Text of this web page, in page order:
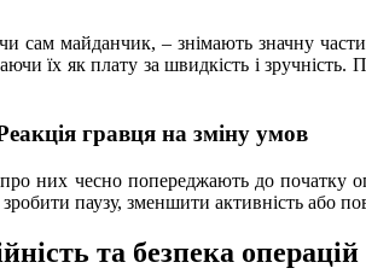
сам майданчик, – знімають значну
їх як плату за швидкість і
гравця на зміну умов
них чесно попереджають до початку
паузу, зменшити активність або
та безпека операцій